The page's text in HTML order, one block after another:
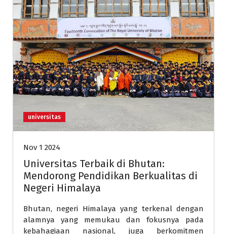
universitas
Nov 1 2024
Universitas Terbaik di Bhutan:
Mendorong Pendidikan Berkualitas di
Negeri Himalaya
Bhutan, negeri Himalaya yang terkenal dengan
alamnya yang memukau dan fokusnya pada
kebahagiaan nasional, juga berkomitmen